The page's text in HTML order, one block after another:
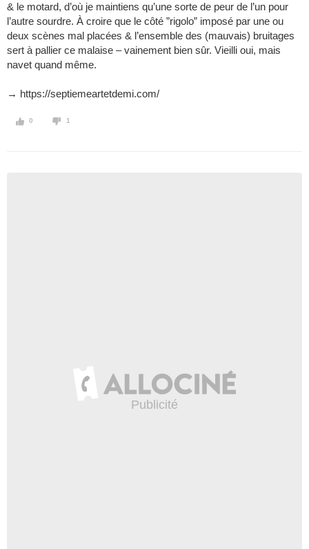
& le motard, d’où je maintiens qu’une sorte de peur de l’un pour
l’autre sourdre. À croire que le côté ”rigolo” imposé par une ou
deux scènes mal placées & l’ensemble des (mauvais) bruitages
sert à pallier ce malaise – vainement bien sûr. Vieilli oui, mais
navet quand même.
→ https://septiemeartetdemi.com/
0 1